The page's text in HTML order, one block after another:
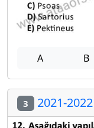
A B
3 2021-2022